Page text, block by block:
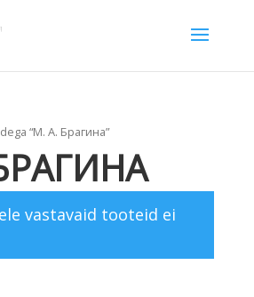
“М. А. Брагина”
vastavaid tooteid ei